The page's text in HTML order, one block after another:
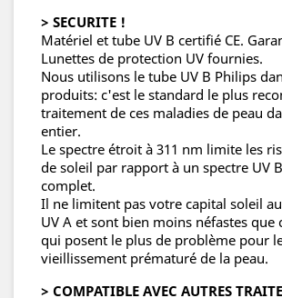
> SECURITE !
Matériel et tube UV B certifié CE.
Lunettes de protection UV fournies.
Nous utilisons le tube UV B Philips
produits: c'est le standard le plus
traitement de ces maladies de peau
entier.
Le spectre étroit à 311 nm limite les
de soleil par rapport à un spectre UV
complet.
Il ne limitent pas votre capital soleil
UV A et sont bien moins néfastes que
qui posent le plus de problème pour
vieillissement prématuré de la peau.
> COMPATIBLE AVEC AUTRES